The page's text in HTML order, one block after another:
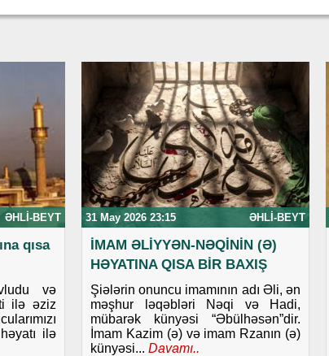
ƏHLI-BEYT
qısa
və
ilə əziz
ilə
31 May 2026 23:15 ƏHLI-BEYT
İMAM ƏLİYYƏN-NƏQİNİN (Ə)
HƏYATINA QISA BİR BAXIŞ
Şiələrin onuncu imamının adı Əli, ən
məşhur ləqəbləri Nəqi və Hadi,
mübarək künyəsi “Əbülhəsən”dir.
İmam Kazim (ə) və imam Rzanın (ə)
künyəsi... Davamı..